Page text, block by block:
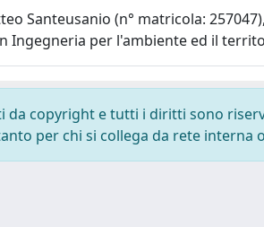
Santeusanio (n° matricola:
Ingegneria per l'ambiente ed il
da copyright e tutti i diritti sono
per chi si collega da rete interna